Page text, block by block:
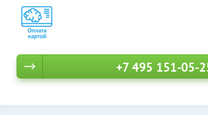
+7 495 151-05-